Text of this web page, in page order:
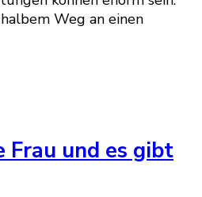
Weg an einen
Frau und es gibt